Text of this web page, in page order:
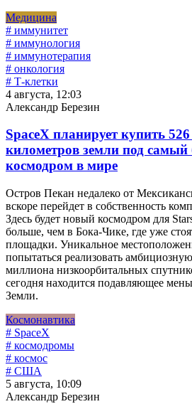
Медицина
# иммунитет
# иммунология
# иммунотерапия
# онкология
# Т-клетки
4 августа, 12:03
Александр Березин
SpaceX планирует купить
километров земли под
космодром в мире
Остров Пекан недалеко от
вскоре перейдет в собственность
Здесь будет новый космодром для
больше, чем в Бока-Чике, где уже
площадки. Уникальное
попытаться реализовать
миллиона низкоорбитальных
сегодня находится подавляющее
Земли.
Космонавтика
# SpaceX
# космодромы
# космос
# США
5 августа, 10:09
Александр Березин